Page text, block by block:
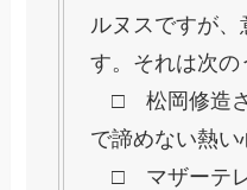
ルヌスですが、
す。それは次の
□ 松岡修造さ
で諦めない熱い
□ マザーテレ